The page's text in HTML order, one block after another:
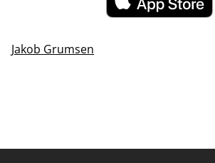
Jakob Grumsen